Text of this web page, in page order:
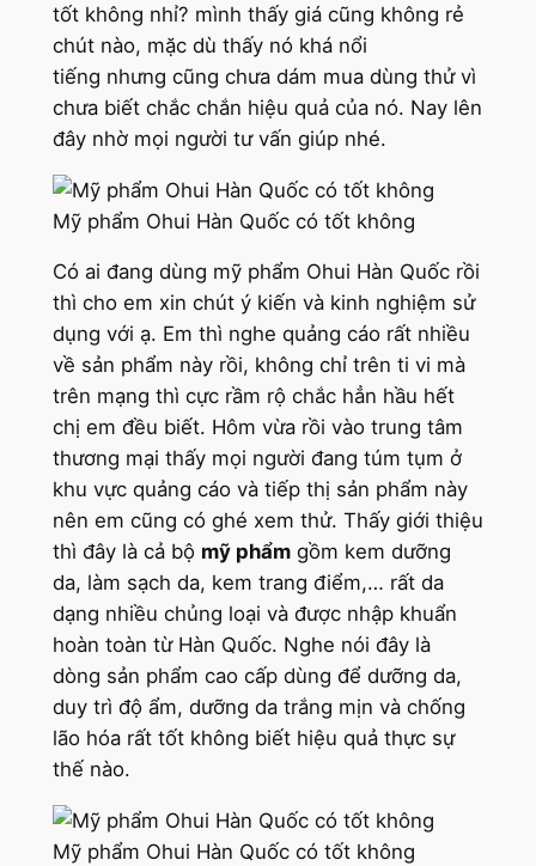
tốt không nhỉ? mình thấy giá cũng không rẻ
chút nào, mặc dù thấy nó khá nổi
tiếng nhưng cũng chưa dám mua dùng thử vì
chưa biết chắc chắn hiệu quả của nó. Nay lên
đây nhờ mọi người tư vấn giúp nhé.
Mỹ phẩm Ohui Hàn Quốc có tốt không
Có ai đang dùng mỹ phẩm Ohui Hàn Quốc rồi
thì cho em xin chút ý kiến và kinh nghiệm sử
dụng với ạ. Em thì nghe quảng cáo rất nhiều
về sản phẩm này rồi, không chỉ trên ti vi mà
trên mạng thì cực rầm rộ chắc hẳn hầu hết
chị em đều biết. Hôm vừa rồi vào trung tâm
thương mại thấy mọi người đang túm tụm ở
khu vực quảng cáo và tiếp thị sản phẩm này
nên em cũng có ghé xem thử. Thấy giới thiệu
thì đây là cả bộ mỹ phẩmgồm kem dưỡng
da, làm sạch da, kem trang điểm,… rất da
dạng nhiều chủng loại và được nhập khuẩn
hoàn toàn từ Hàn Quốc. Nghe nói đây là
dòng sản phẩm cao cấp dùng để dưỡng da,
duy trì độ ẩm, dưỡng da trắng mịn và chống
lão hóa rất tốt không biết hiệu quả thực sự
thế nào.
Mỹ phẩm Ohui Hàn Quốc có tốt không